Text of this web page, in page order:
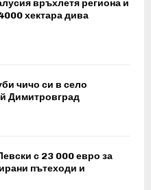
връхлетя региона и
хектара дива
чичо си в село
Димитровград
с 23 000 евро за
пътеходи и